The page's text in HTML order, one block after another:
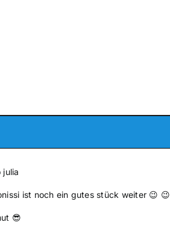
julia
ist noch ein gutes stück weiter 😉 😉
😎